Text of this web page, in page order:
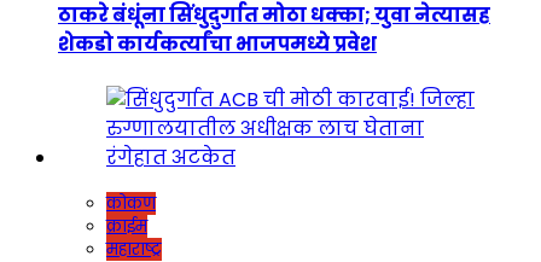
ठाकरे बंधूंना सिंधुदुर्गात मोठा धक्का; युवा नेत्यासह
शेकडो कार्यकर्त्यांचा भाजपमध्ये प्रवेश
कोकण
क्राईम
महाराष्ट्र